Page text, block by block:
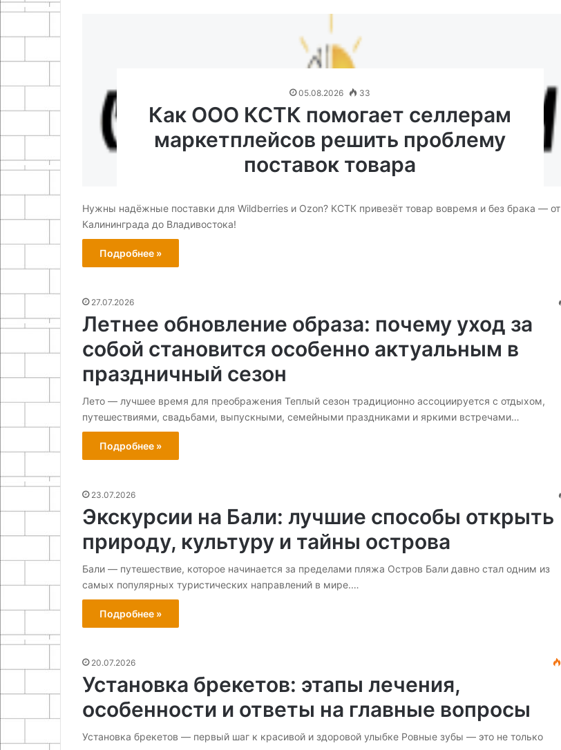
05.08.2026 33
Как ООО КСТК помогает селлерам
маркетплейсов решить проблему
поставок товара
Нужны надёжные поставки для Wildberries и Ozon? КСТК привезёт товар вовремя и без брака — от
Калининграда до Владивостока!
Подробнее »
27.07.2026
Летнее обновление образа: почему уход за
собой становится особенно актуальным в
праздничный сезон
Лето — лучшее время для преображения Теплый сезон традиционно ассоциируется с отдыхом,
путешествиями, свадьбами, выпускными, семейными праздниками и яркими встречами…
Подробнее »
23.07.2026
Экскурсии на Бали: лучшие способы открыть
природу, культуру и тайны острова
Бали — путешествие, которое начинается за пределами пляжа Остров Бали давно стал одним из
самых популярных туристических направлений в мире.…
Подробнее »
20.07.2026
Установка брекетов: этапы лечения,
особенности и ответы на главные вопросы
Установка брекетов — первый шаг к красивой и здоровой улыбке Ровные зубы — это не только
Как сделать подсветку для
Как сделать пескоструй из
огнетушителя своими руками